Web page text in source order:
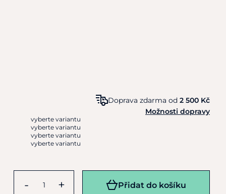
vyberte variantu
vyberte variantu
vyberte variantu
vyberte variantu
Doprava zdarma od 2 500 Kč
Možnosti dopravy
- + Přidat do košíku